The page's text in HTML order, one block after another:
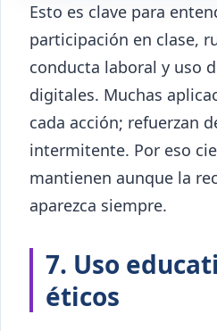
Esto es clave para
participación en clase,
conducta laboral y uso
digitales. Muchas
cada acción; refuerzan
intermitente. Por eso
mantienen aunque la
aparezca siempre.
7. Uso
éticos